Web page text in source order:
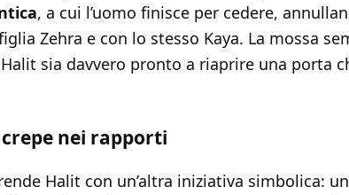
, a cui l’uomo finisce per cedere,
Zehra e con lo stesso Kaya. La mossa
sia davvero pronto a riaprire una porta
nei rapporti
Halit con un’altra iniziativa simbolica: